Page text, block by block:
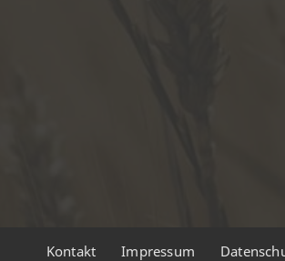
Kontakt Impressum